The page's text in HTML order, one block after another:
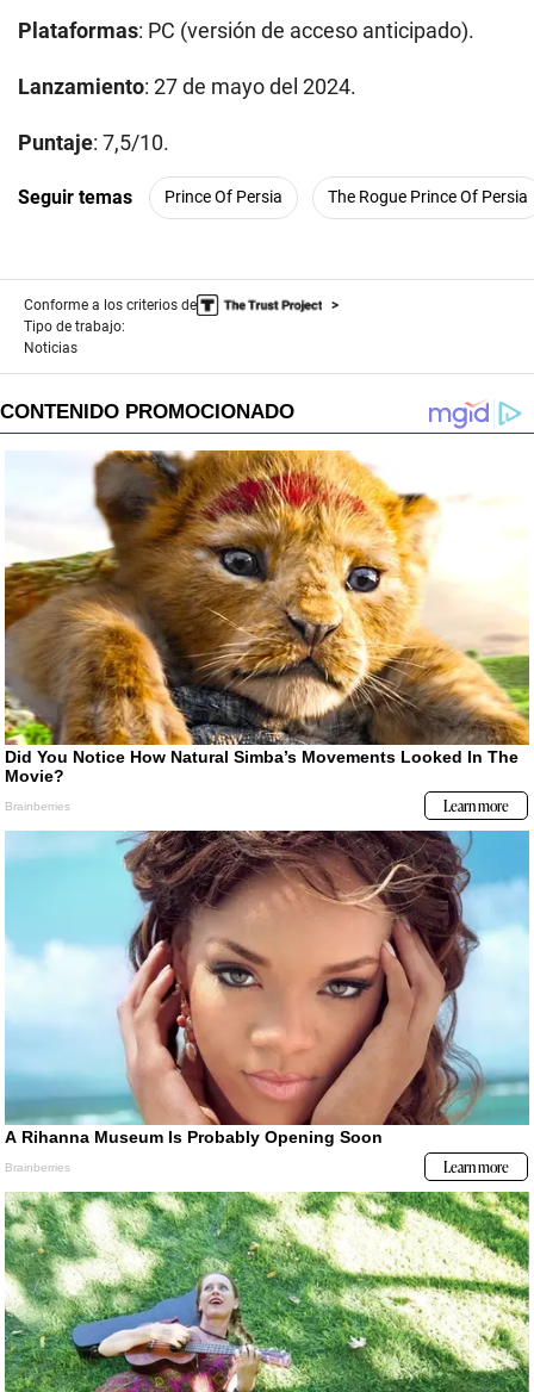
Plataformas: PC (versión de acceso anticipado).
Lanzamiento: 27 de mayo del 2024.
Puntaje: 7,5/10.
Seguir temas Prince Of Persia The Rogue Prince Of Persia
Conforme a los criterios de
Tipo de trabajo:
Noticias